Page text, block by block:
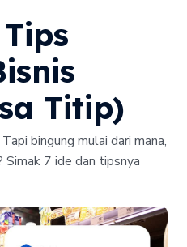
Titip)
bingung mulai dari mana,
Simak 7 ide dan tipsnya